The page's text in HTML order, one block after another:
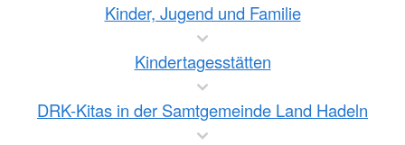
Kinder, Jugend und Familie
Kindertagesstätten
DRK-Kitas in der Samtgemeinde Land Hadeln